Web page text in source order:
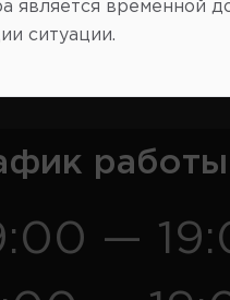
—
является временной
ситуации.